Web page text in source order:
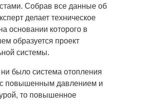
Собрав все данные об
делает техническое
основании которого в
образуется проект
системы.
ни было система отопления
с повышенным давлением и
то повышенное